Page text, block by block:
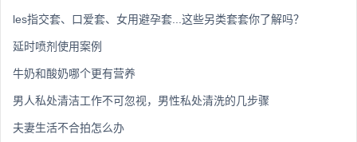
les指交套、口爱套、女用避孕套...这些另类套套你了解吗？
延时喷剂使用案例
牛奶和酸奶哪个更有营养
男人私处清洁工作不可忽视，男性私处清洗的几步骤
夫妻生活不合拍怎么办